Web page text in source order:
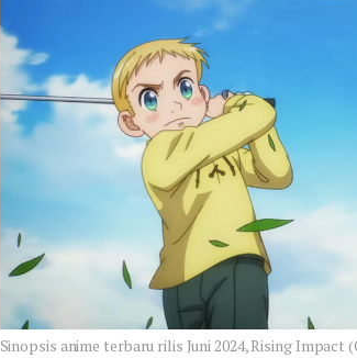
Sinopsis anime terbaru rilis Juni 2024, Rising Impact